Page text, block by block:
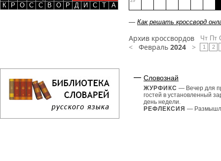
К
Р О С С В О Р Д И С Т А
— Как решать кроссворд
Архив кроссвордов
< Февраль 2024 >
Чт
1
Пт
2
Словознай
ЖУРФИКС — Вечер для
гостей в установленный
день недели.
РЕФЛЕКСИЯ —